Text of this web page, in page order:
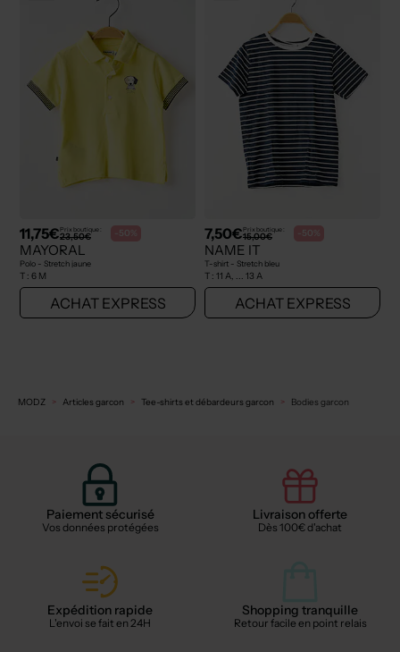
11,75€Prix boutique :
23,50€ -50%
MAYORAL
Polo - Stretch jaune
T : 6 M
ACHAT EXPRESS
7,50€Prix boutique :
15,00€ -50%
NAME IT
T-shirt - Stretch bleu
T : 11 A, ... 13 A
ACHAT EXPRESS
MODZ Articles garcon Tee-shirts et débardeurs garcon Bodies garcon
Paiement sécurisé
Vos données protégées
Livraison offerte
Dès 100€ d'achat
Expédition rapide
L'envoi se fait en 24H
Shopping tranquille
Retour facile en point relais